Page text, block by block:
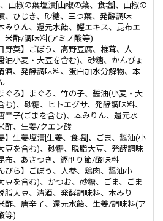
山椒の葉塩漬[山椒の葉、食塩]、山椒の
、ひじき、砂糖、三つ葉、発酵調味
みりん、還元水飴、鰹エキス、昆布エ
米酢/調味料(アミノ酸等)
野菜】ごぼう、高野豆腐、椎茸、人
油小麦・大豆を含む)、砂糖、かんびょ
酒、発酵調味料、蛋白加水分解物、本
ぐろ】まぐろ、竹の子、醤油(小麦・大
む)、砂糖、ヒトエグサ、発酵調味料、
辛子(ごまを含む)、本みりん、還元水
酢、生姜/クエン酸
】生姜塩漬[生姜、食塩]、ごま、醤油(小
豆を含む)、砂糖、脱脂大豆、発酵調味
布、あさつき、鰹削り節/酸味料
びら】ごぼう、人参、鶏肉、醤油小
豆を含む)、かつお、砂糖、ごま、ごま
脂大豆、清酒、発酵調味料、本みり
酢、唐辛子、還元水飴、生姜/調味料(ア
等)